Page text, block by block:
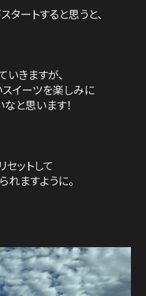
ートすると思うと、
きますが、
イーツを楽しみに
と思います！
ットして
ますように。